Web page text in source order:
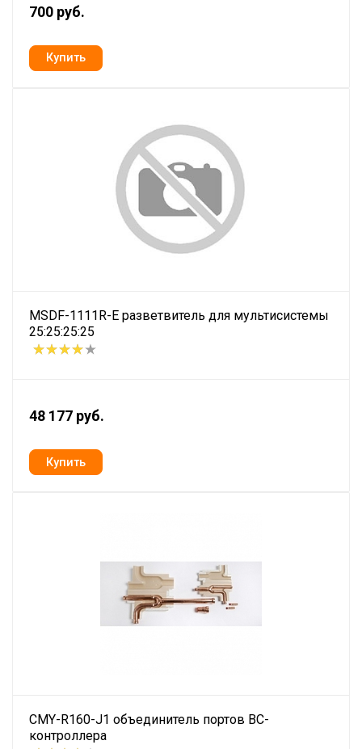
700 руб.
MSDF-1111R-E разветвитель для мультисистемы
25:25:25:25
48 177 руб.
CMY-R160-J1 объединитель портов ВС-
контроллера